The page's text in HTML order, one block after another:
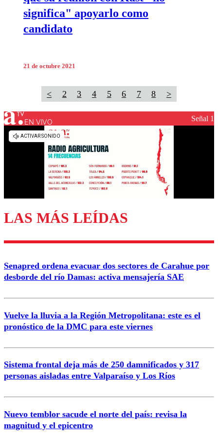
significa" apoyarlo como
candidato
21 de octubre 2021
< 2 3 4 5 6 7 8 >
EN VIVO Señal 1
LAS MÁS LEÍDAS
Senapred ordena evacuar dos sectores de Carahue por
desborde del río Damas: activa mensajería SAE
Vuelve la lluvia a la Región Metropolitana: este es el
pronóstico de la DMC para este viernes
Sistema frontal deja más de 250 damnificados y 317
personas aisladas entre Valparaíso y Los Ríos
Nuevo temblor sacude el norte del país: revisa la
magnitud y el epicentro